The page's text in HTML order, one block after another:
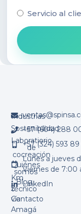
Servicio al
Km
2
vía
Amagá
+57 (604) 288
+57 (324) 593 89
Lunes a jueves
Viernes de 7:00
LinkedIn
Industrias
Sostenibilidad
Laboratiorio
de
cocreación
Quiénes
somos
Blog
técnico
Contacto